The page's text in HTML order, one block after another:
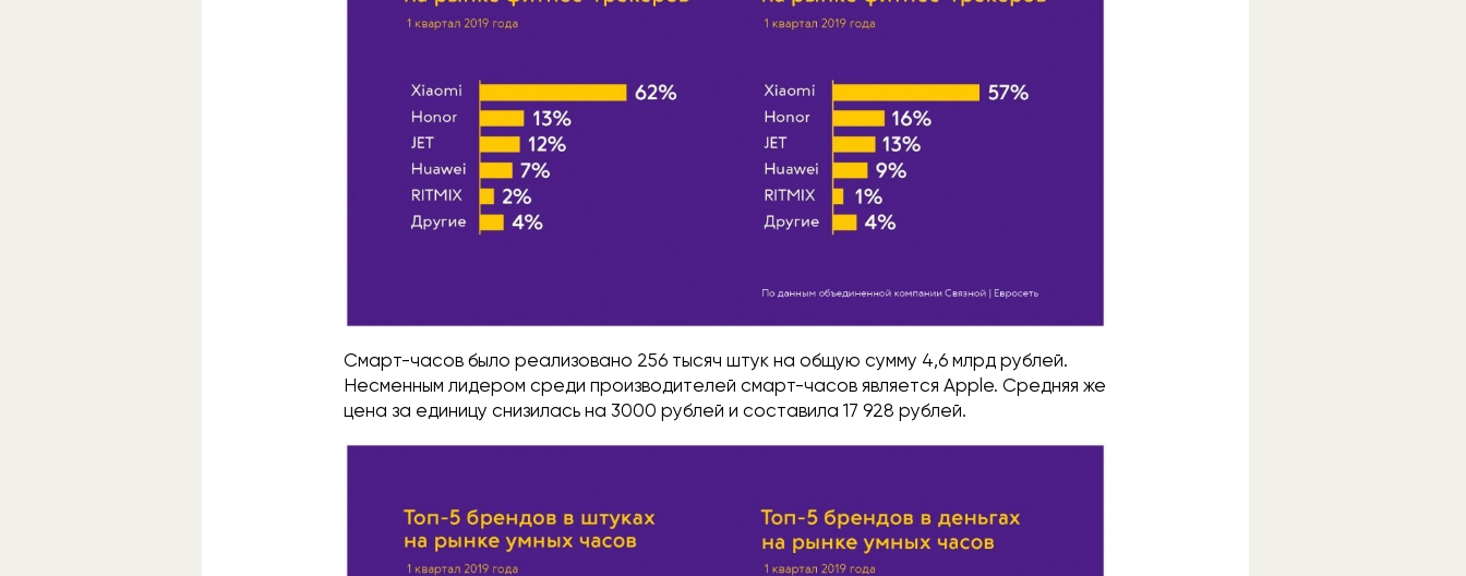
Смарт-часов было реализовано 256 тысяч штук на общую сумму 4,6 млрд рублей.
Несменным лидером среди производителей смарт-часов является Apple. Средняя же
цена за единицу снизилась на 3000 рублей и составила 17 928 рублей.